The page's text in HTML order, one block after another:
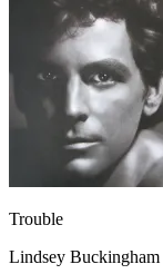
Trouble
Lindsey Buckingham